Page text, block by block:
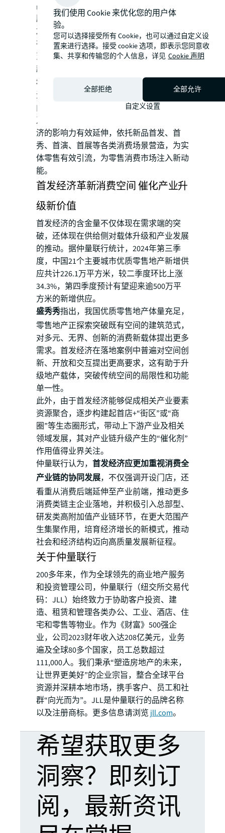
品，也需要向世界发布更多来自中国的品
牌，在“中国制造、中国质造、中国智造”的
加持下，让更多全球消费者青睐中国品牌。
在国潮新势力的背后，新世代消费需求快速
变化，二次元经济、宠物经济等新业态兴
起，为零售商业市场带来新的机遇和挑战。
朱建辉
进一步指出，从首店经济到首发经
济，零售商业在消费新趋势中愈发强调消费
内容在特定时间约束下的专属性、排他性，
及其呈现方式的新奇度。首发经济将首店经
济的影响力有效延伸，依托新品首发、首
秀、首演、首展等各类消费场景营造，为实
体零售有效引流，为零售消费市场注入新动
能。
首发经济革新消费空间 催化产业升
级新价值
首发经济的含金量不仅体现在需求端的突
破，还体现在供给侧对载体升级和产业发展
的推动。据仲量联行统计，2024年第三季
度，中国21个主要城市优质零售地产新增供
应共计226.1万平方米，较二季度环比上涨
34.3%，第四季度预计有望迎来逾500万平
方米的新增供应。
盛秀秀指出，我国优质零售地产体量充足，
零售地产正探索突破既有空间的建筑范式，
对多元、无界、创新的消费新载体提出更多
需求。首发经济在落地案例中普遍对空间创
新、开放和交互提出更高要求，这有助于升
级地产载体，突破传统空间的局限性和功能
单一性。
此外，由于首发经济能够促成相关产业要素
资源聚合，逐步构建起首店+“街区”或“商
圈”等生态圈形式，带动上下游产业及相关
领域发展，其对产业链升级产生的“催化剂”
作用值得业界关注。
仲量联行认为， 首发经济应更加重视消费全
产业链的协同发展，不仅强调开设门店，还
看重从消费后端延伸至产业前端，推动更多
消费类链主企业落地，并积极引入总部型、
研发类高附加值产业链环节，在更大范围产
生集聚作用，培育经济增长的新模式，推动
社会和经济结构迈向高质量发展新征程。
关于仲量联行
200多年来，作为全球领先的商业地产服务
和投资管理公司，仲量联行（纽交所交易代
码：JLL）始终致力于协助客户投资、建
造、租赁和管理各类办公、工业、酒店、住
宅和零售等物业。作为《财富》500强企
业，公司2023财年收入达208亿美元，业务
遍及全球80多个国家，员工总数超过
111,000人。我们秉承“塑造房地产的未来，
让世界更美好”的企业宗旨，整合全球平台
资源并深耕本地市场，携手客户、员工和社
群“向光而为”。JLL是仲量联行的品牌名称
以及注册商标。更多信息请浏览 jll.com。
希望获取更多
洞察？即刻订
阅，最新资讯
我们使用 Cookie 来优化您的用户体
验。
您可以选择接受所有 Cookie，也可以通过自定义设
置来进行选择。接受 cookie 选项，即表示您同意收
集、共享和传输您的个人信息，详见 Cookie 声明
全部拒绝
全部允许
自定义设置